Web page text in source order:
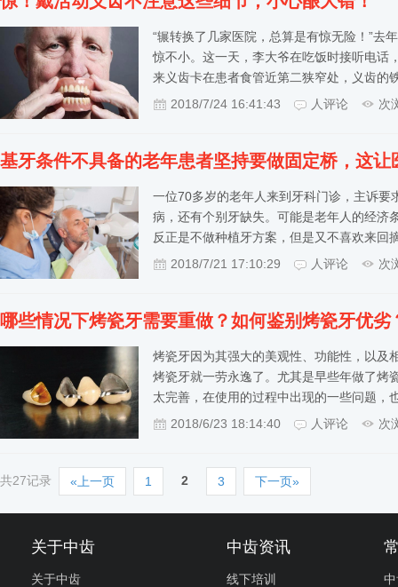
“辗转换了几家医院，总算是有惊无险！”去
惊不小。这一天，李大爷在吃饭时接听电话
来义齿卡在患者食管近第二狭窄处，义齿
2018/7/24 16:41:43
人评论 次
基牙条件不具备的老年患者坚持要做固定桥，这让
一位70多岁的老年人来到牙科门诊，主诉
病，还有个别牙缺失。可能是老年人的经济
反正是不做种植牙方案，但是又不喜欢来
2018/7/21 17:10:29
人评论 次
哪些情况下烤瓷牙需要重做？如何鉴别烤瓷牙优劣
烤瓷牙因为其强大的美观性、功能性，以及
烤瓷牙就一劳永逸了。尤其是早些年做了烤
太完善，在使用的过程中出现的一些问题
2018/6/23 18:14:40
人评论 次
共27记录 «上一页 1 2 3 下一页»
关于中齿
关于中齿
中齿资讯
线下培训